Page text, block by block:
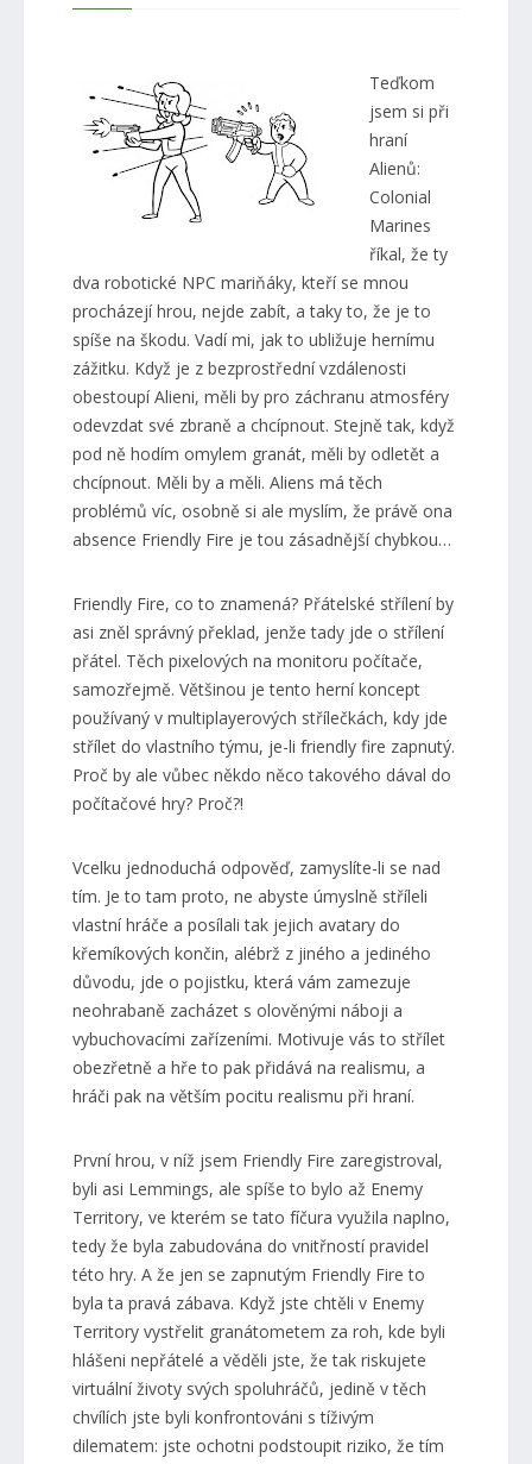
Teďkom
jsem si při
hraní
Alienů:
Colonial
Marines
říkal, že ty
dva robotické NPC mariňáky, kteří se mnou
procházejí hrou, nejde zabít, a taky to, že je to
spíše na škodu. Vadí mi, jak to ubližuje hernímu
zážitku. Když je z bezprostřední vzdálenosti
obestoupí Alieni, měli by pro záchranu atmosféry
odevzdat své zbraně a chcípnout. Stejně tak, když
pod ně hodím omylem granát, měli by odletět a
chcípnout. Měli by a měli. Aliens má těch
problémů víc, osobně si ale myslím, že právě ona
absence Friendly Fire je tou zásadnější chybkou…
Friendly Fire, co to znamená? Přátelské střílení by
asi zněl správný překlad, jenže tady jde o střílení
přátel. Těch pixelových na monitoru počítače,
samozřejmě. Většinou je tento herní koncept
používaný v multiplayerových střílečkách, kdy jde
střílet do vlastního týmu, je-li friendly fire zapnutý.
Proč by ale vůbec někdo něco takového dával do
počítačové hry? Proč?!
Vcelku jednoduchá odpověď, zamyslíte-li se nad
tím. Je to tam proto, ne abyste úmyslně stříleli
vlastní hráče a posílali tak jejich avatary do
křemíkových končin, alébrž z jiného a jediného
důvodu, jde o pojistku, která vám zamezuje
neohrabaně zacházet s olověnými náboji a
vybuchovacími zařízeními. Motivuje vás to střílet
obezřetně a hře to pak přidává na realismu, a
hráči pak na větším pocitu realismu při hraní.
První hrou, v níž jsem Friendly Fire zaregistroval,
byli asi Lemmings, ale spíše to bylo až Enemy
Territory, ve kterém se tato fíčura využila naplno,
tedy že byla zabudována do vnitřností pravidel
této hry. A že jen se zapnutým Friendly Fire to
byla ta pravá zábava. Když jste chtěli v Enemy
Territory vystřelit granátometem za roh, kde byli
hlášeni nepřátelé a věděli jste, že tak riskujete
virtuální životy svých spoluhráčů, jedině v těch
chvílích jste byli konfrontováni s tíživým
dilematem: jste ochotni podstoupit riziko, že tím